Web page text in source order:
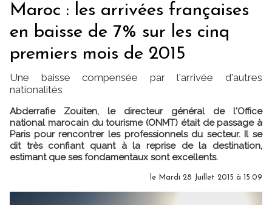
Maroc : les arrivées françaises
en baisse de 7% sur les cinq
premiers mois de 2015
Une baisse compensée par l'arrivée d'autres
nationalités
Abderrafie Zouiten, le directeur général de l'Office
national marocain du tourisme (ONMT) était de passage à
Paris pour rencontrer les professionnels du secteur. Il se
dit très confiant quant à la reprise de la destination,
estimant que ses fondamentaux sont excellents.
le Mardi 28 Juillet 2015 à 15:09